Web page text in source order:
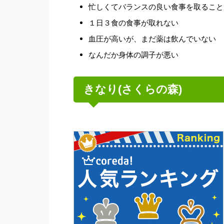
忙しくてバランスの良い食事を取るこ
１日３食の食事が取れない
血圧が高いが、まだ薬は飲んでいない
なんだか身体の調子が悪い
きなり(さくらの森)